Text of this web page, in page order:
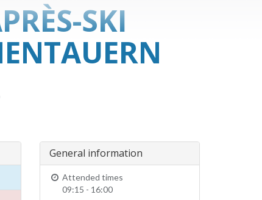
SKI
General information
Attended times
09:15 - 16:00